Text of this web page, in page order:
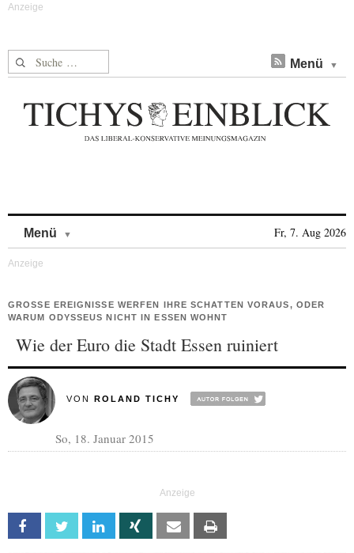
Suche nach: Menü
Menü Fr, 7. Aug 2026
GROSSE EREIGNISSE WERFEN IHRE SCHATTEN VORAUS, ODER W
ARUM ODYSSEUS NICHT IN ESSEN WOHNT
Wie der Euro die Stadt Essen ruiniert
VON ROLAND TICHY
So, 18. Januar 2015
Facebook Twitter Linkedin Xing Email